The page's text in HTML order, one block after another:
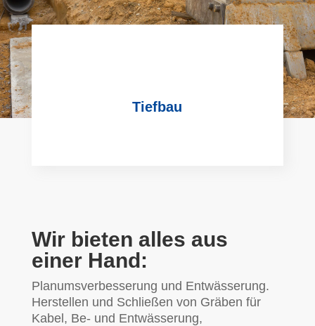
Tiefbau
Wir bieten alles aus
einer Hand:
Planumsverbesserung und Entwässerung.
Herstellen und Schließen von Gräben für
Kabel, Be- und Entwässerung,